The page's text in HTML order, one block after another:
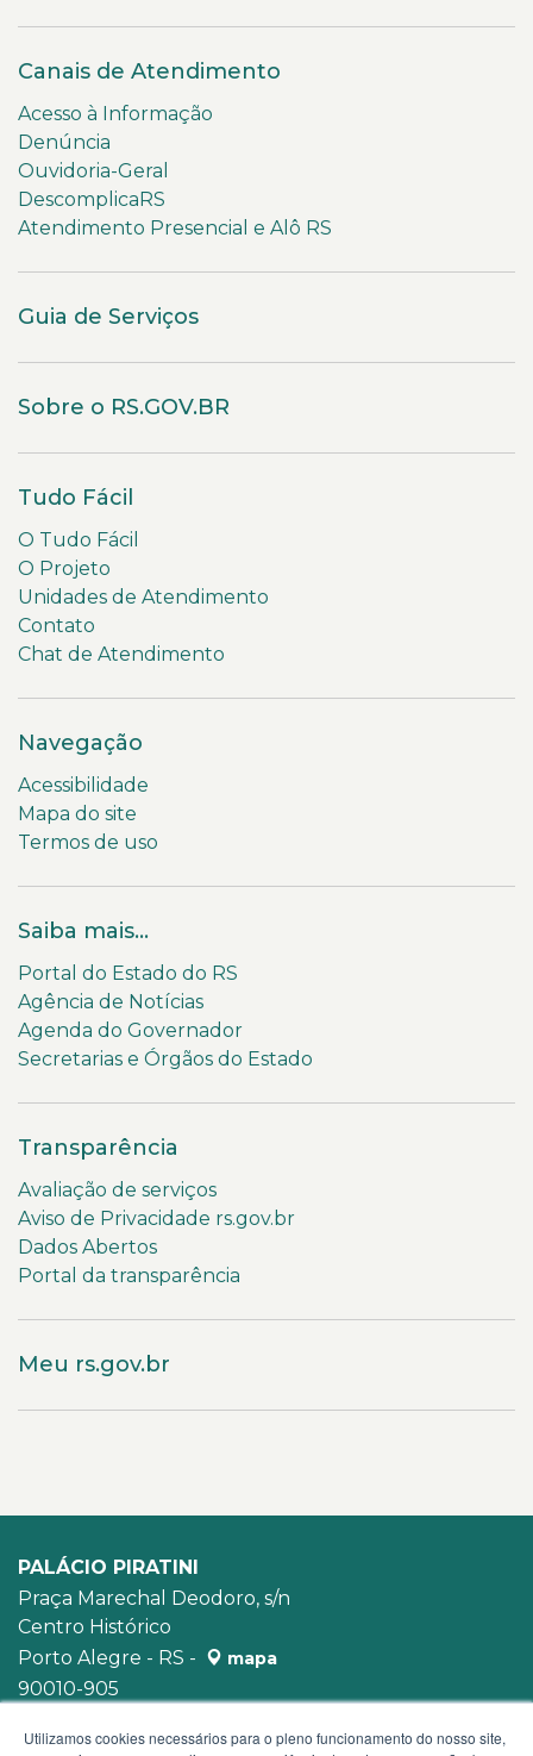
Canais de Atendimento
Acesso à Informação
Denúncia
Ouvidoria-Geral
DescomplicaRS
Atendimento Presencial e Alô RS
Guia de Serviços
Sobre o RS.GOV.BR
Tudo Fácil
O Tudo Fácil
O Projeto
Unidades de Atendimento
Contato
Chat de Atendimento
Navegação
Acessibilidade
Mapa do site
Termos de uso
Saiba mais...
Portal do Estado do RS
Agência de Notícias
Agenda do Governador
Secretarias e Órgãos do Estado
Transparência
Avaliação de serviços
Aviso de Privacidade rs.gov.br
Dados Abertos
Portal da transparência
Meu rs.gov.br
PALÁCIO PIRATINI
Praça Marechal Deodoro, s/n
Centro Histórico
Porto Alegre - RS -
mapa
90010-905
Utilizamos cookies necessários para o pleno funcionamento do nosso site,